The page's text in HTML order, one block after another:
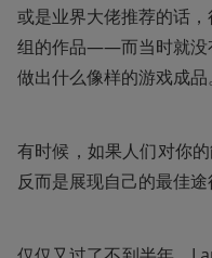
或是业界大佬推荐的话
组的作品——而当时就没
做出什么像样的游戏成品。
有时候，如果人们对你
反而是展现自己的最佳途